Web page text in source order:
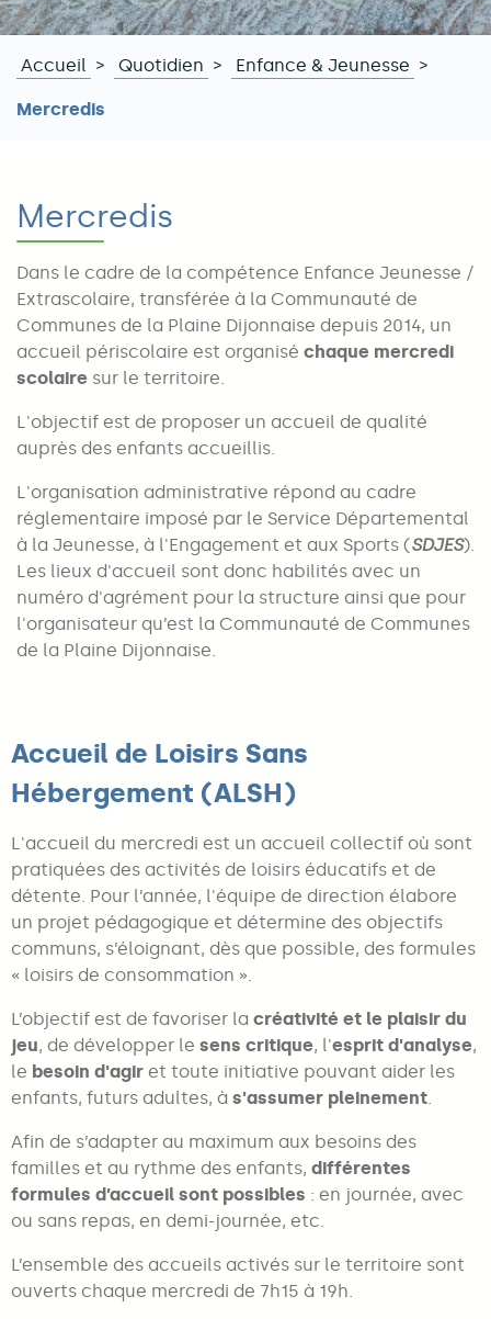
Fil
Accueil Quotidien Enfance & Jeunesse
Mercredis
Mercredis
Dans le cadre de la compétence Enfance Jeunesse /
Extrascolaire, transférée à la Communauté de
Communes de la Plaine Dijonnaise depuis 2014, un
accueil périscolaire est organisé chaque mercredi
scolaire sur le territoire.
L'objectif est de proposer un accueil de qualité
auprès des enfants accueillis.
L'organisation administrative répond au cadre
réglementaire imposé par le Service Départemental
à la Jeunesse, à l'Engagement et aux Sports (SDJES).
Les lieux d'accueil sont donc habilités avec un
numéro d'agrément pour la structure ainsi que pour
l'organisateur qu’est la Communauté de Communes
de la Plaine Dijonnaise.
Accueil de Loisirs Sans
Hébergement (ALSH)
L'accueil du mercredi est un accueil collectif où sont
pratiquées des activités de loisirs éducatifs et de
détente. Pour l’année, l'équipe de direction élabore
un projet pédagogique et détermine des objectifs
communs, s’éloignant, dès que possible, des formules
« loisirs de consommation ».
L’objectif est de favoriser la créativité et le plaisir du
jeu, de développer le sens critique, l'esprit d'analyse,
le besoin d'agir et toute initiative pouvant aider les
enfants, futurs adultes, à s'assumer pleinement.
Afin de s’adapter au maximum aux besoins des
familles et au rythme des enfants, différentes
formules d’accueil sont possibles : en journée, avec
ou sans repas, en demi-journée, etc.
L’ensemble des accueils activés sur le territoire sont
ouverts chaque mercredi de 7h15 à 19h.